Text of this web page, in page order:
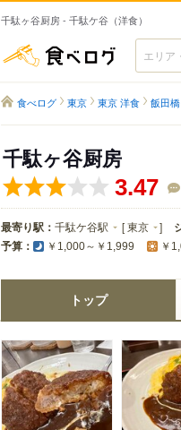
千駄ヶ谷厨房 - 千駄ケ谷（洋食）
食べログ
食べログ 東京 東京 洋食 飯田
千駄ヶ谷厨房
3.47
最寄り駅： 千駄ケ谷駅 [東京 ]
予算： ￥1,000～￥1,999 ￥
トップ